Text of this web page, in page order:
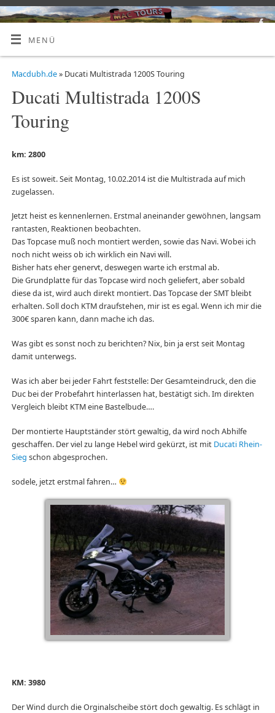
MENÜ
Macdubh.de» Ducati Multistrada 1200S Touring
Ducati Multistrada 1200S
Touring
km: 2800
Es ist soweit. Seit Montag, 10.02.2014 ist die Multistrada auf mich
zugelassen.
Jetzt heist es kennenlernen. Erstmal aneinander gewöhnen, langsam
rantasten, Reaktionen beobachten.
Das Topcase muß noch montiert werden, sowie das Navi. Wobei ich
noch nicht weiss ob ich wirklich ein Navi will.
Bisher hats eher genervt, deswegen warte ich erstmal ab.
Die Grundplatte für das Topcase wird noch geliefert, aber sobald
diese da ist, wird auch direkt montiert. Das Topcase der SMT bleibt
erhalten. Soll doch KTM draufstehen, mir ist es egal. Wenn ich mir die
300€ sparen kann, dann mache ich das.
Was gibt es sonst noch zu berichten? Nix, bin ja erst seit Montag
damit unterwegs.
Was ich aber bei jeder Fahrt feststelle: Der Gesamteindruck, den die
Duc bei der Probefahrt hinterlassen hat, bestätigt sich. Im direkten
Vergleich bleibt KTM eine Bastelbude….
Der montierte Hauptständer stört gewaltig, da wird noch Abhilfe
geschaffen. Der viel zu lange Hebel wird gekürzt, ist mit Ducati Rhein-
Sieg schon abgesprochen.
sodele, jetzt erstmal fahren…
KM: 3980
Der Wind durch die Orginalscheibe stört doch gewaltig. Es schlägt in